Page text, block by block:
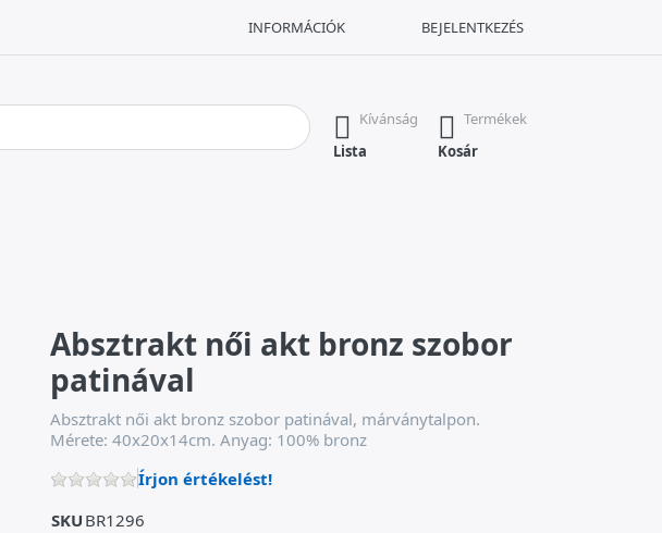
INFORMÁCIÓK BEJELENTKEZÉS
amint beírja őket. Nyomja meg az Enter billentyűt az összes eredmény
Kívánság
Lista
Termékek
Kosár
Absztrakt női akt bronz szobor
patinával
Absztrakt női akt bronz szobor patinával, márványtalpon.
Mérete: 40x20x14cm. Anyag: 100% bronz
Írjon értékelést!
SKU BR1296